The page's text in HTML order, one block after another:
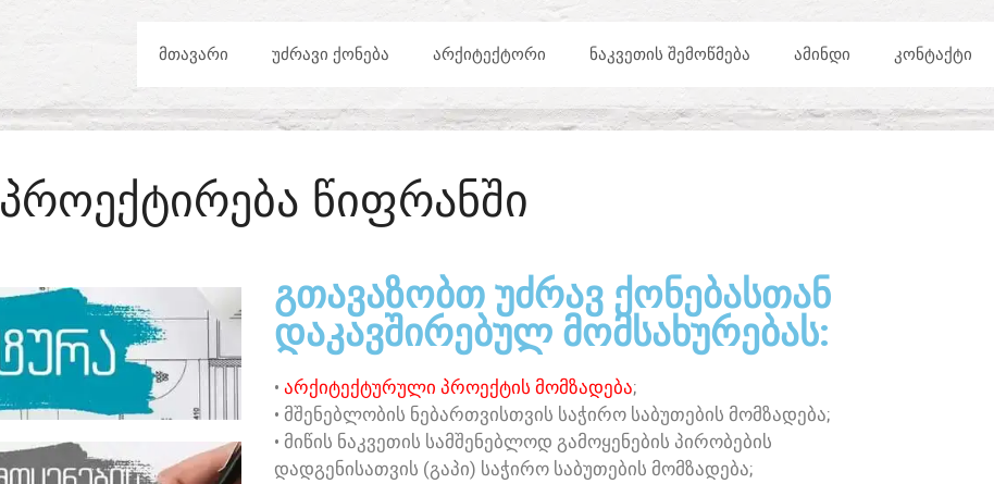
ᲛᲗᲐᲕᲐᲠᲘ ᲣᲫᲠᲐᲕᲘ ᲥᲝᲜᲔᲑᲐ ᲐᲠᲥᲘᲢᲔᲥᲢᲝᲠᲘ ᲜᲐᲙᲕᲔᲗᲘᲡ ᲨᲔᲛᲝᲬᲛᲔᲑᲐ ᲐᲛᲘᲜᲓᲘ ᲙᲝᲜᲢᲐᲥᲢᲘ
ᲞᲠᲝᲔᲥᲢᲘᲠᲔᲑᲐ ᲬᲘᲤᲠᲐᲜᲨᲘ
ᲒᲗᲐᲕᲐᲖᲝᲑᲗ ᲣᲫᲠᲐᲕ ᲥᲝᲜᲔᲑᲐᲡᲗᲐᲜ
ᲓᲐᲙᲐᲕᲨᲘᲠᲔᲑᲣᲚ ᲛᲝᲛᲡᲐᲮᲣᲠᲔᲑᲐᲡ:​
• ᲐᲠᲥᲘᲢᲔᲥᲢᲣᲠᲣᲚᲘ ᲞᲠᲝᲔᲥᲢᲘᲡ ᲛᲝᲛᲖᲐᲓᲔᲑᲐ;
• ᲛᲨᲔᲜᲔᲑᲚᲝᲑᲘᲡ ᲜᲔᲑᲐᲠᲗᲕᲘᲡᲗᲕᲘᲡ ᲡᲐᲭᲘᲠᲝ ᲡᲐᲑᲣᲗᲔᲑᲘᲡ ᲛᲝᲛᲖᲐᲓᲔᲑᲐ;
• ᲛᲘᲬᲘᲡ ᲜᲐᲙᲕᲔᲗᲘᲡ ᲡᲐᲛᲨᲔᲜᲔᲑᲚᲝᲓ ᲒᲐᲛᲝᲧᲔᲜᲔᲑᲘᲡ ᲞᲘᲠᲝᲑᲔᲑᲘᲡ
ᲓᲐᲓᲒᲔᲜᲘᲡᲐᲗᲕᲘᲡ (ᲒᲐᲞᲘ) ᲡᲐᲭᲘᲠᲝ ᲡᲐᲑᲣᲗᲔᲑᲘᲡ ᲛᲝᲛᲖᲐᲓᲔᲑᲐ;